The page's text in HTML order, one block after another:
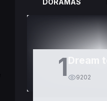
DORAMAS
1 9202